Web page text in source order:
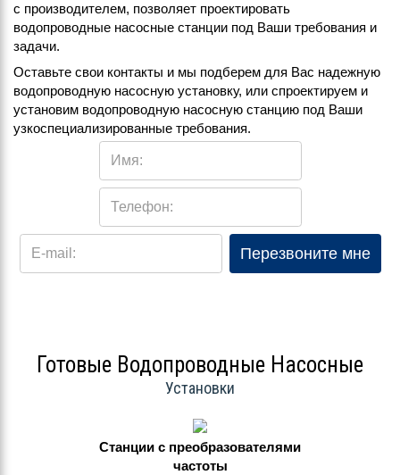
с производителем, позволяет проектировать
водопроводные насосные станции под Ваши требования и
задачи.
Оставьте свои контакты и мы подберем для Вас надежную
водопроводную насосную установку, или спроектируем и
установим водопроводную насосную станцию под Ваши
узкоспециализированные требования.
Имя:
Телефон:
E-mail: Перезвоните мне
Готовые Водопроводные Насосные
Установки
Станции с преобразователями
частоты